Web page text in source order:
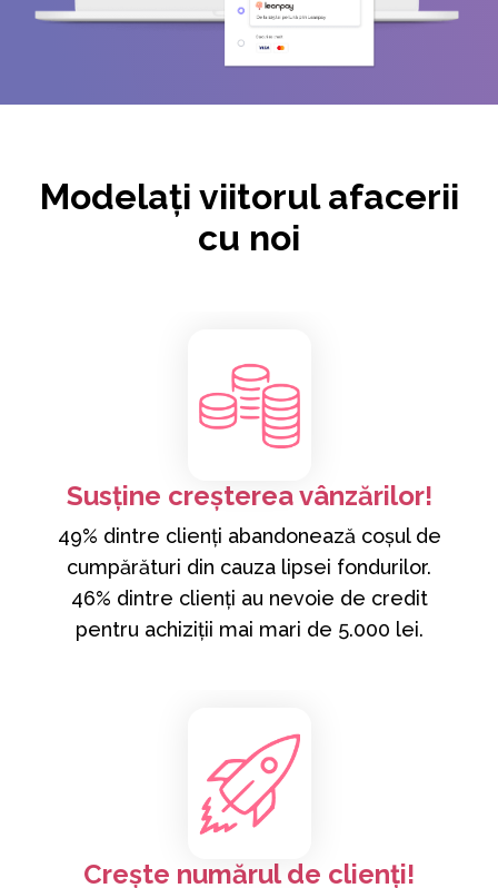
Modelaţi viitorul afacerii
cu noi
Susține creșterea vânzărilor!
49% dintre clienți abandonează coșul de
cumpărături din cauza lipsei fondurilor.
46% dintre clienți au nevoie de credit
pentru achiziții mai mari de 5.000 lei.
Crește numărul de clienți!